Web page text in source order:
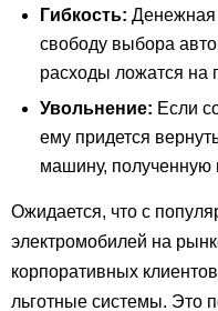
Гибкость: Денежная
свободу выбора
расходы ложатся на
Увольнение: Если
ему придется
машину, полученную
Ожидается, что с
электромобилей на
корпоративных
льготные системы. Это